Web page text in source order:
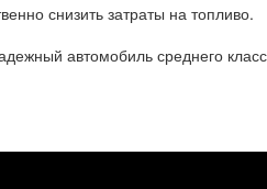
снизить затраты на топливо.
автомобиль среднего